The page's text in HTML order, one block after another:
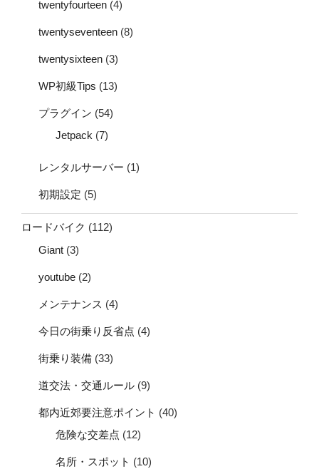
twentyfourteen (4)
twentyseventeen (8)
twentysixteen (3)
WP初級Tips (13)
プラグイン (54)
Jetpack (7)
レンタルサーバー (1)
初期設定 (5)
ロードバイク (112)
Giant (3)
youtube (2)
メンテナンス (4)
今日の街乗り反省点 (4)
街乗り装備 (33)
道交法・交通ルール (9)
都内近郊要注意ポイント (40)
危険な交差点 (12)
名所・スポット (10)